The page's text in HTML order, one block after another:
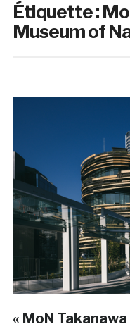
Étiquette :
Museum of
« MoN